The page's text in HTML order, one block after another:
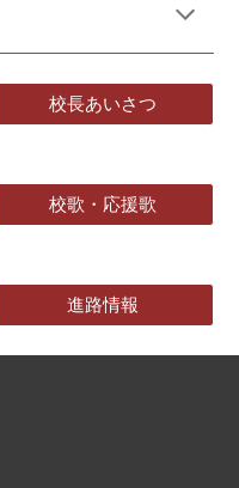
校長あいさつ
校歌・応援歌
進路情報